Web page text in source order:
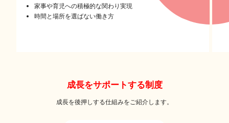
家事や育児への積極的な関わり実現
時間と場所を選ばない働き方
成長をサポートする制度
成長を後押しする仕組みをご紹介します。